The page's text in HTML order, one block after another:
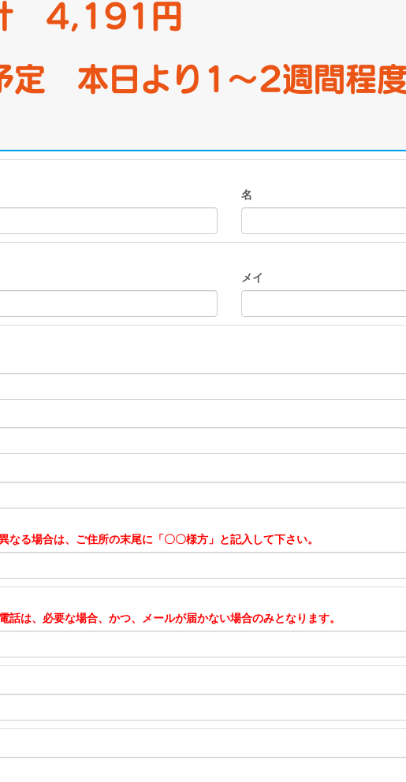
4,191円
定 本日より1～2週間程
名
メイ
る場合は、ご住所の末尾に「〇〇様方」と記入して下さい。
話は、必要な場合、かつ、メールが届かない場合のみとなります。